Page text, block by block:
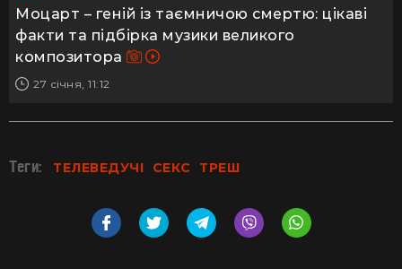
Моцарт – геній із таємничою смертю: цікаві
факти та підбірка музики великого
композитора
27 січня, 11:12
Теги: ТЕЛЕВЕДУЧІ СЕКС ТРЕШ